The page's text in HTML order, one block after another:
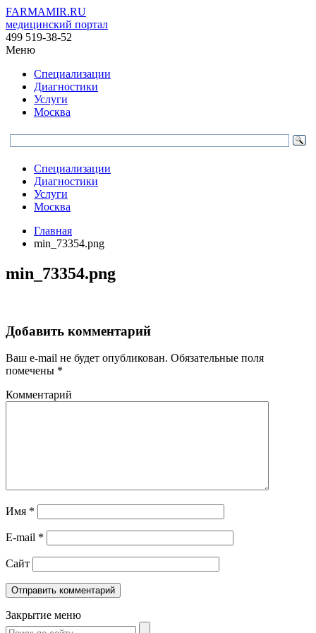
FARMAMIR.RU
медицинский портал
499 519-38-52
Меню
Специализации
Диагностики
Услуги
Москва
Специализации
Диагностики
Услуги
Москва
Главная
min_73354.png
min_73354.png
Добавить комментарий
Ваш e-mail не будет опубликован. Обязательные поля
помечены *
Комментарий
Имя *
E-mail *
Сайт
Закрытие меню